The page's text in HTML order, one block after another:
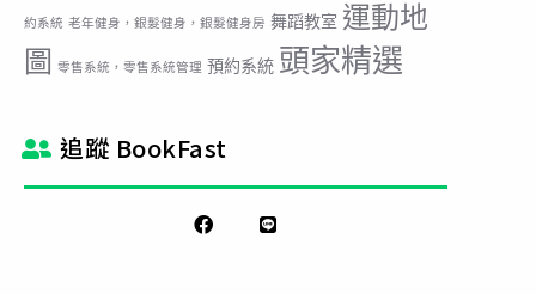
約系統 老年健身，銀髮健身，銀髮健身房 舞蹈教室 運動地
圖
零售系統，零售系統管理 預約系統 頭家精選
追蹤 BookFast